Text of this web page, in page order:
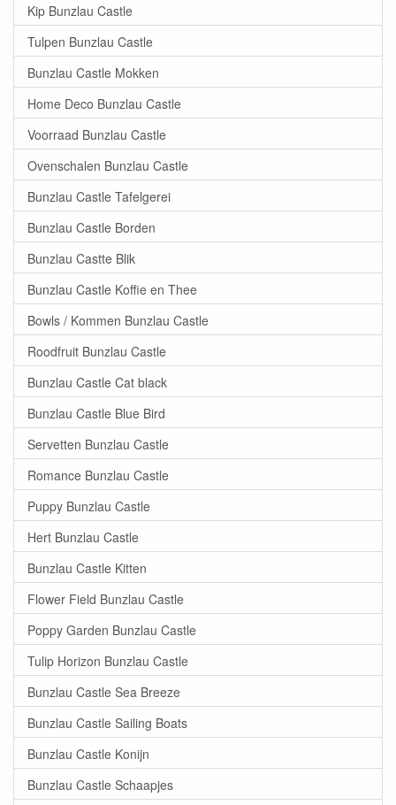
Kip Bunzlau Castle
Tulpen Bunzlau Castle
Bunzlau Castle Mokken
Home Deco Bunzlau Castle
Voorraad Bunzlau Castle
Ovenschalen Bunzlau Castle
Bunzlau Castle Tafelgerei
Bunzlau Castle Borden
Bunzlau Castte Blik
Bunzlau Castle Koffie en Thee
Bowls / Kommen Bunzlau Castle
Roodfruit Bunzlau Castle
Bunzlau Castle Cat black
Bunzlau Castle Blue Bird
Servetten Bunzlau Castle
Romance Bunzlau Castle
Puppy Bunzlau Castle
Hert Bunzlau Castle
Bunzlau Castle Kitten
Flower Field Bunzlau Castle
Poppy Garden Bunzlau Castle
Tulip Horizon Bunzlau Castle
Bunzlau Castle Sea Breeze
Bunzlau Castle Sailing Boats
Bunzlau Castle Konijn
Bunzlau Castle Schaapjes